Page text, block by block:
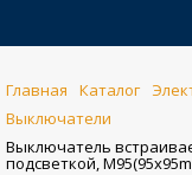
Главная Каталог
Выключатели
Выключатель
подсветкой,